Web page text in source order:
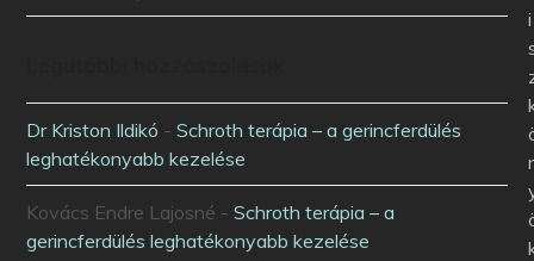
Dr Kriston Ildikó -Schroth terápia – a gerincferdülés
leghatékonyabb kezelése
Kovács Endre Lajosné -Schroth terápia – a
gerincferdülés leghatékonyabb kezelése
i